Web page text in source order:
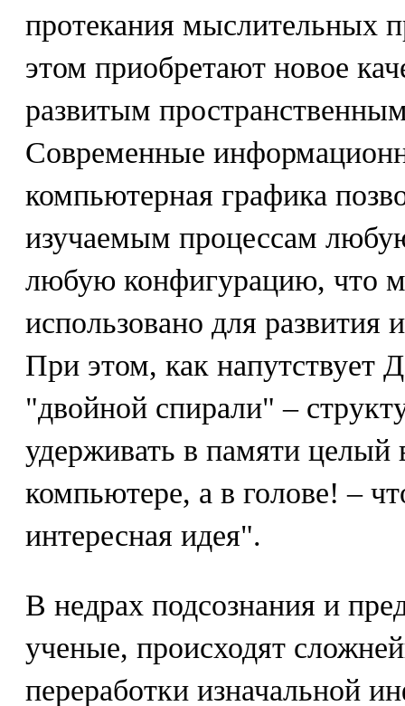
протекания мыслительных
этом приобретают новое
развитым
Современные
компьютерная графика
изучаемым процессам
любую конфигурацию, что
использовано для
При этом, как напутствует
"двойной спирали" –
удерживать в памяти целый
компьютере, а в голове! –
интересная идея".
В недрах подсознания и
ученые, происходят
переработки изначальной